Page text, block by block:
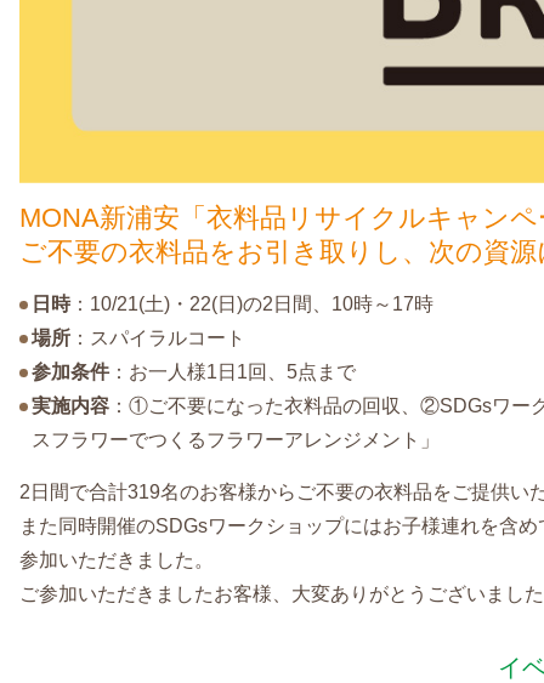
MONA新浦安「衣料品リサイクルキャン
ご不要の衣料品をお引き取りし、次の資
日時：10/21(土)・22(日)の2日間、10時～17時
場所 ：スパイラルコート
参加条件：お一人様1日1回、5点まで
実施内容 ：①ご不要になった衣料品の回収、②SDGsワ
スフラワーでつくるフラワーアレンジメント」
2日間で合計319名のお客様からご不要の衣料品をご提供い
また同時開催のSDGsワークショップにはお子様連れを含
参加いただきました。
ご参加いただきましたお客様、大変ありがとうございまし
イ